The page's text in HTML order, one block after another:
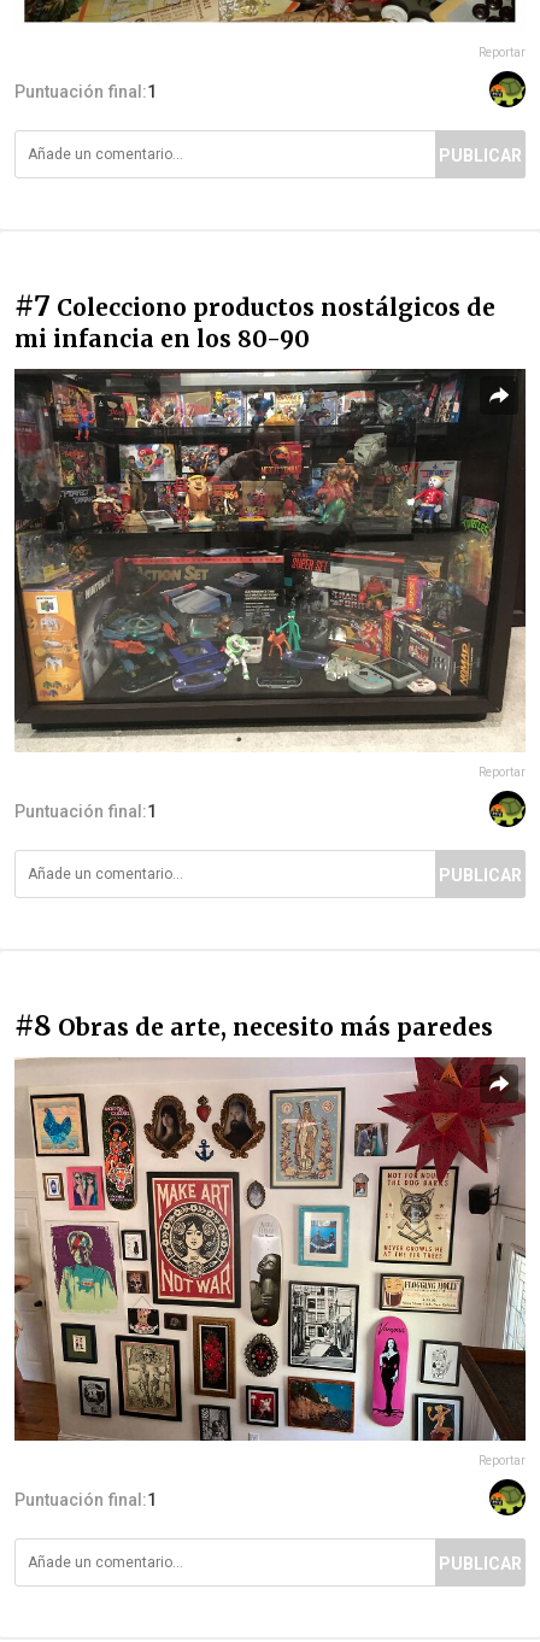
Reportar
Puntuación final:1
PUBLICAR
#7 Colecciono productos nostálgicos de
mi infancia en los 80-90
Reportar
Puntuación final:1
PUBLICAR
#8 Obras de arte, necesito más paredes
Reportar
Puntuación final:1
PUBLICAR